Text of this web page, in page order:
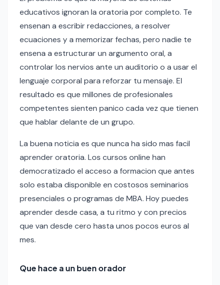
educativos ignoran la oratoria por completo. Te
ensenan a escribir redacciones, a resolver
ecuaciones y a memorizar fechas, pero nadie te
ensena a estructurar un argumento oral, a
controlar los nervios ante un auditorio o a usar el
lenguaje corporal para reforzar tu mensaje. El
resultado es que millones de profesionales
competentes sienten panico cada vez que tienen
que hablar delante de un grupo.
La buena noticia es que nunca ha sido mas facil
aprender oratoria. Los cursos online han
democratizado el acceso a formacion que antes
solo estaba disponible en costosos seminarios
presenciales o programas de MBA. Hoy puedes
aprender desde casa, a tu ritmo y con precios
que van desde cero hasta unos pocos euros al
mes.
Que hace a un buen orador